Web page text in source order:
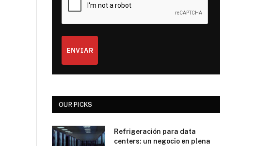
ENVIAR
OUR PICKS
Refrigeración para data
centers: un negocio en plena